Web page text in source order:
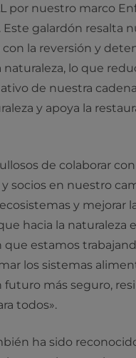
por nuestro marco
Este galardón resalta
la reversión y
naturaleza, lo que
de nuestra
y apoya la
de colaborar
socios en nuestro
y mejorar
hacia la naturaleza
que estamos
los sistemas
futuro más seguro,
todos».
ha sido